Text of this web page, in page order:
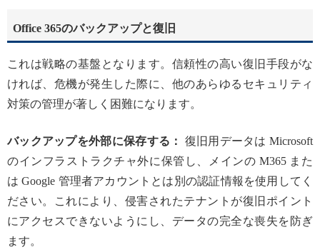
Office 365のバックアップと復旧
これは戦略の基盤となります。信頼性の高い復旧手段がな
ければ、危機が発生した際に、他のあらゆるセキュリティ
対策の管理が著しく困難になります。
バックアップを外部に保存する：
復旧用データは Microsoft
のインフラストラクチャ外に保管し、メインの M365 また
は Google 管理者アカウントとは別の認証情報を使用してく
ださい。これにより、侵害されたテナントが復旧ポイント
にアクセスできないようにし、データの完全な喪失を防ぎ
ます。